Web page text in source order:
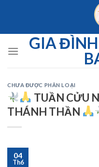
GIA
CHƯA ĐƯỢC PHÂN LOẠI
TUẦN CỬU
THÁNH THẦN
04
Th6